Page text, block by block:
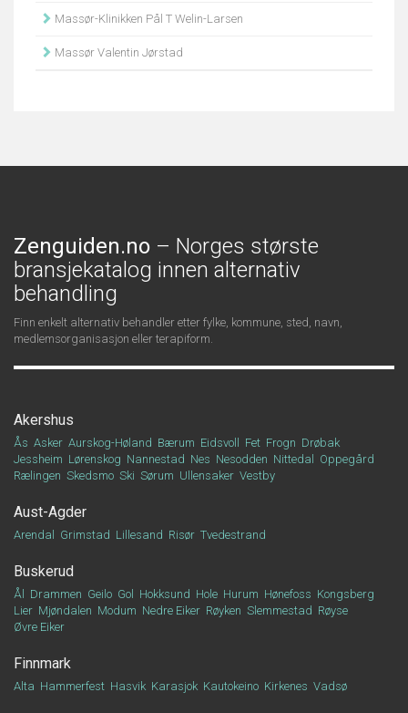
Massør-Klinikken Pål T Welin-Larsen
Massør Valentin Jørstad
Zenguiden.no – Norges største
bransjekatalog innen alternativ
behandling
Finn enkelt alternativ behandler etter fylke, kommune, sted, navn,
medlemsorganisasjon eller terapiform.
Akershus
Ås Asker Aurskog-Høland Bærum Eidsvoll Fet Frogn Drøbak
Jessheim Lørenskog Nannestad Nes Nesodden Nittedal
Oppegård
Rælingen Skedsmo Ski Sørum Ullensaker Vestby
Aust-Agder
Arendal Grimstad Lillesand Risør Tvedestrand
Buskerud
Ål Drammen Geilo Gol Hokksund Hole Hurum Hønefoss Kongsberg
Lier Mjøndalen Modum Nedre Eiker Røyken Slemmestad Røyse
Øvre Eiker
Finnmark
Alta Hammerfest Hasvik Karasjok Kautokeino Kirkenes Vadsø